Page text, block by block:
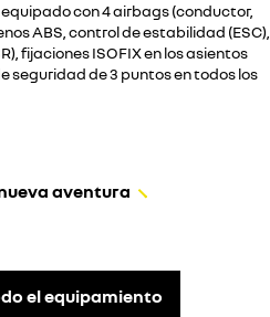
con 4 airbags (conductor,
ABS, control de estabilidad (ESC),
fijaciones ISOFIX en los asientos
seguridad de 3 puntos en todos los
aventura
el equipamiento